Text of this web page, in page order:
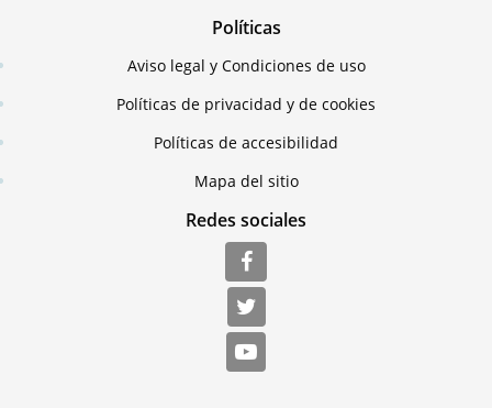
Políticas
Aviso legal y Condiciones de uso
Políticas de privacidad y de cookies
Políticas de accesibilidad
Mapa del sitio
Redes sociales